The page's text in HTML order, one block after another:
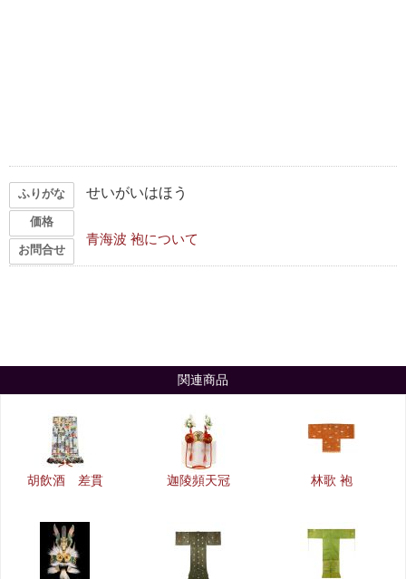
ふりがな せいがいはほう
価格
お問合せ
青海波 袍について
関連商品
胡飲酒 差貫 迦陵頻天冠 林歌 袍